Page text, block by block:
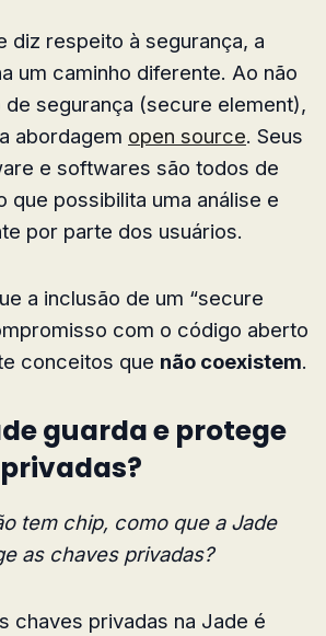
diz respeito à segurança, a
um caminho diferente. Ao não
de segurança (secure element),
abordagem open source. Seus
e softwares são todos de
que possibilita uma análise e
por parte dos usuários.
a inclusão de um “secure
com o código aberto
conceitos que não coexistem.
guarda e protege
tem chip, como que a Jade
as chaves privadas?
chaves privadas na Jade é